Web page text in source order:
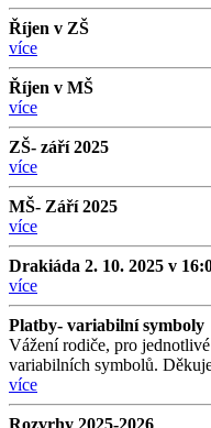
Říjen v ZŠ
více
Říjen v MŠ
více
ZŠ- září 2025
více
MŠ- Září 2025
více
Drakiáda 2. 10. 2025 v
více
Platby- variabilní symboly
Vážení rodiče, pro
variabilních symbolů.
více
Rozvrhy 2025-2026